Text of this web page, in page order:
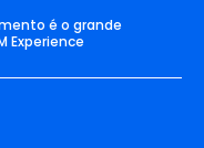
é o grande
Experience